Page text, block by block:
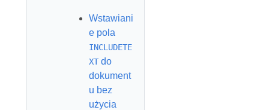
Wstawiani
e pola
INCLUDETE
XTdo
dokument
u bez
użycia